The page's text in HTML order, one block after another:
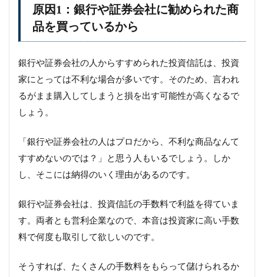
原因1：銀行や証券会社に勧められた商
品を買っているから
銀行や証券会社の人からすすめられた投資信託は、投資
家にとっては不利な場合が多いです。そのため、言われ
るがまま購入してしまうと損を出す可能性が高くなるで
しょう。
「銀行や証券会社の人はプロだから、不利な商品なんて
すすめないのでは？」と思う人もいるでしょう。しか
し、そこには納得のいく理由があるのです。
銀行や証券会社は、投資信託の手数料で利益を得ていま
す。両者とも営利企業なので、本音は投資家に高い手数
料で何度も取引して欲しいのです。
そうすれば、たくさんの手数料をもらって儲けられるか